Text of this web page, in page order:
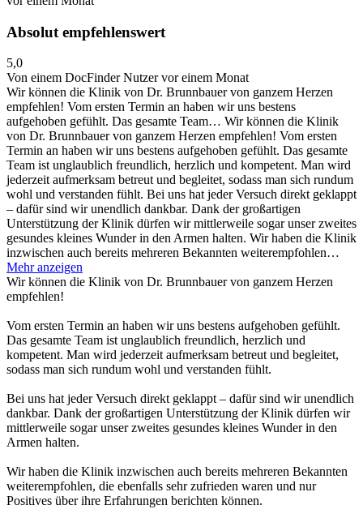
Absolut empfehlenswert
5,0
Von einem DocFinder Nutzervor einem Monat
Wir können die Klinik von Dr. Brunnbauer von ganzem Herzen
empfehlen! Vom ersten Termin an haben wir uns bestens
aufgehoben gefühlt. Das gesamte Team… Wir können die Klinik
von Dr. Brunnbauer von ganzem Herzen empfehlen! Vom ersten
Termin an haben wir uns bestens aufgehoben gefühlt. Das gesamte
Team ist unglaublich freundlich, herzlich und kompetent. Man wird
jederzeit aufmerksam betreut und begleitet, sodass man sich rundum
wohl und verstanden fühlt. Bei uns hat jeder Versuch direkt geklappt
– dafür sind wir unendlich dankbar. Dank der großartigen
Unterstützung der Klinik dürfen wir mittlerweile sogar unser zweites
gesundes kleines Wunder in den Armen halten. Wir haben die Klinik
inzwischen auch bereits mehreren Bekannten weiterempfohlen…
Mehr anzeigen
Wir können die Klinik von Dr. Brunnbauer von ganzem Herzen
empfehlen!
Vom ersten Termin an haben wir uns bestens aufgehoben gefühlt.
Das gesamte Team ist unglaublich freundlich, herzlich und
kompetent. Man wird jederzeit aufmerksam betreut und begleitet,
sodass man sich rundum wohl und verstanden fühlt.
Bei uns hat jeder Versuch direkt geklappt – dafür sind wir unendlich
dankbar. Dank der großartigen Unterstützung der Klinik dürfen wir
mittlerweile sogar unser zweites gesundes kleines Wunder in den
Armen halten.
Wir haben die Klinik inzwischen auch bereits mehreren Bekannten
weiterempfohlen, die ebenfalls sehr zufrieden waren und nur
Positives über ihre Erfahrungen berichten können.